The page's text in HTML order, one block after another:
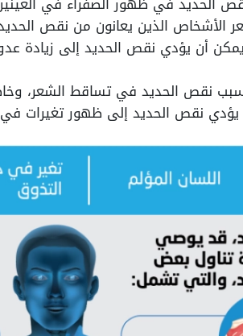
الأشخاص الذين يعانون من نقص
أن يؤدي نقص الحديد إلى زيادة
نقص الحديد في تساقط الشعر،
نقص الحديد إلى ظهور تغيرات في